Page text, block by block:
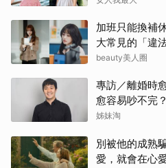
加班只能換補
大常見的「違
項？
beauty美人圈
專訪／離婚時
愈容易吵不完
最貴的一份協議
姊妹淘
別被他的成熟
愛，就會在心